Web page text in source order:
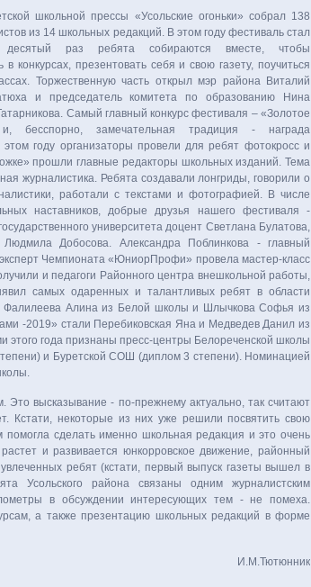
школьной прессы «Усольские огоньки» собрал 138
из 14 школьных редакций. В этом году фестиваль стал
десятый раз ребята собираются вместе, чтобы
в конкурсах, презентовать себя и свою газету, поучиться
Торжественную часть открыл мэр района Виталий
и председатель комитета по образованию Нина
Самый главный конкурс фестиваля – «Золотое
бесспорно, замечательная традиция - награда
году организаторы провели для ребят фотокросс и
прошли главные редакторы школьных изданий. Тема
журналистика. Ребята создавали лонгриды, говорили о
работали с текстами и фотографией. В числе
наставников, добрые друзья нашего фестиваля -
университета доцент Светлана Булатова,
Людмила Добосова. Александра Поблинкова - главный
Чемпионата «ЮниорПрофи» провела мастер-класс
и педагоги Районного центра внешкольной работы,
самых одаренных и талантливых ребят в области
Фалилеева Алина из Белой школы и Шлычкова Софья из
-2019» стали Перебиковская Яна и Медведев Данил из
года признаны пресс-центры Белореченской школы
и Буретской СОШ (диплом 3 степени). Номинацией
высказывание - по-прежнему актуально, так считают
Кстати, некоторые из них уже решили посвятить свою
сде­лать именно школьная редакция и это очень
и развивается юнкорровское движение, районный
ребят (кстати, первый выпуск газеты вышел в
Усольского района связаны одним журнали­стским
в об­суждении интересующих тем - не помеха.
а также презентацию школьных редакций в форме
И.М.Тютюнник